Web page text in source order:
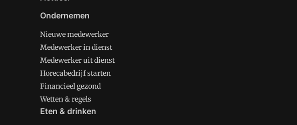
Ondernemen
Nieuwe medewerker
Medewerker in dienst
Medewerker uit dienst
Horecabedrijf starten
Financieel gezond
Wetten & regels
Eten & drinken